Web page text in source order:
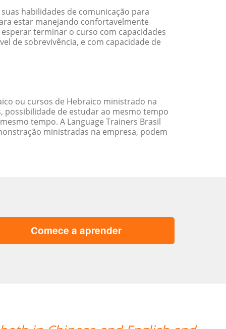
habilidades de comunicação para
estar manejando confortavelmente
terminar o curso com capacidades
de sobrevivência, e com capacidade de
ou cursos de Hebraico ministrado na
possibilidade de estudar ao mesmo tempo
tempo. A Language Trainers Brasil
ministradas na empresa, podem
Comece a aprender